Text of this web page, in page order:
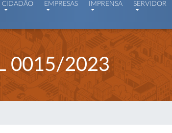
CIDADÃO EMPRESAS IMPRENSA SERVIDOR
0015/2023